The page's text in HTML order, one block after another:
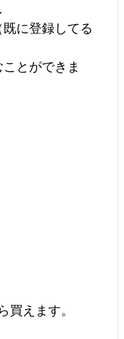
に登録してる
とができま
買えます。